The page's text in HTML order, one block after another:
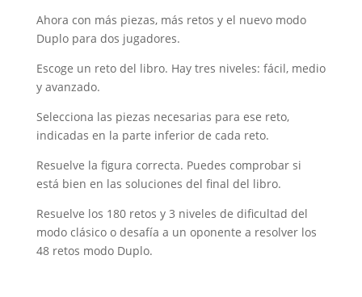
Ahora con más piezas, más retos y el nuevo modo
Duplo para dos jugadores.
Escoge un reto del libro. Hay tres niveles: fácil, medio
y avanzado.
Selecciona las piezas necesarias para ese reto,
indicadas en la parte inferior de cada reto.
Resuelve la figura correcta. Puedes comprobar si
está bien en las soluciones del final del libro.
Resuelve los 180 retos y 3 niveles de dificultad del
modo clásico o desafía a un oponente a resolver los
48 retos modo Duplo.